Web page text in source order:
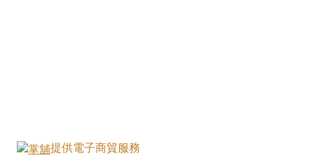
提供電子商貿服務